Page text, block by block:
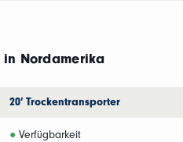
Nordamerika
20′ Trockentransporter
● Verfügbarkeit